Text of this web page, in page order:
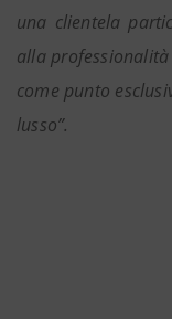
una clientela
alla
come punto
lusso”.